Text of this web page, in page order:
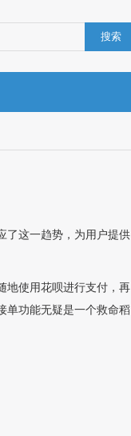
搜索
了这一趋势，为用户提供
地使用花呗进行支付，再
单功能无疑是一个救命稻